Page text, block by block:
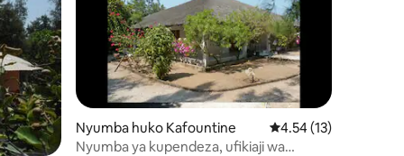
Nyumba huko Kafountine Ukadiriaji wa wastani
4.54 (13)
Nyumba ya kupendeza, ufikiaji wa